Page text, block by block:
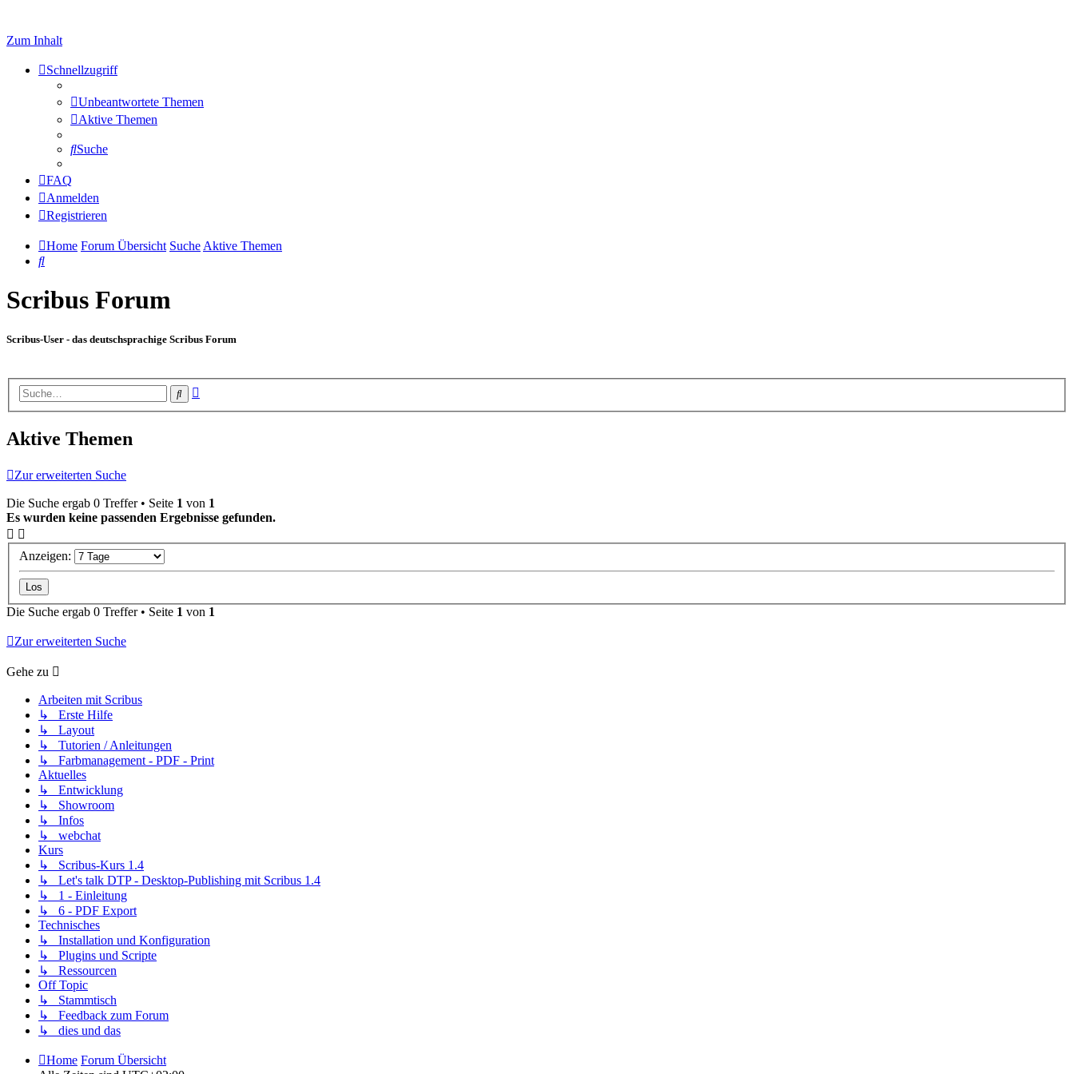
Zum Inhalt
Schnellzugriff
Unbeantwortete Themen
Aktive Themen
Suche
FAQ
Anmelden
Registrieren
Home Forum Übersicht Suche Aktive Themen
Suche
Scribus Forum
Scribus-User - das deutschsprachige Scribus Forum
Suche
Aktive Themen
Zur erweiterten Suche
Die Suche ergab 0 Treffer • Seite 1 von 1
Es wurden keine passenden Ergebnisse gefunden.
Anzeigen:
Die Suche ergab 0 Treffer • Seite 1 von 1
Zur erweiterten Suche
Gehe zu
Arbeiten mit Scribus
↳ Erste Hilfe
↳ Layout
↳ Tutorien / Anleitungen
↳ Farbmanagement - PDF - Print
Aktuelles
↳ Entwicklung
↳ Showroom
↳ Infos
↳ webchat
Kurs
↳ Scribus-Kurs 1.4
↳ Let's talk DTP - Desktop-Publishing mit Scribus 1.4
↳ 1 - Einleitung
↳ 6 - PDF Export
Technisches
↳ Installation und Konfiguration
↳ Plugins und Scripte
↳ Ressourcen
Off Topic
↳ Stammtisch
↳ Feedback zum Forum
↳ dies und das
Home Forum Übersicht